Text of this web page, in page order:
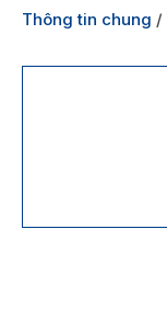
Thông tin chung /